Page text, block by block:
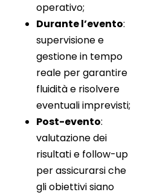
operativo;
Durante l’evento:
supervisione e
gestione in tempo
reale per garantire
fluidità e risolvere
eventuali imprevisti;
Post-evento:
valutazione dei
risultati e follow-up
per assicurarsi che
gli obiettivi siano